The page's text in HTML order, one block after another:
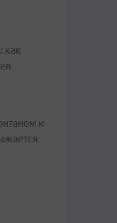
как
и